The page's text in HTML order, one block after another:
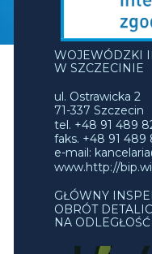
WOJEWÓDZKI
W SZCZECINIE
ul. Ostrawicka 2
71-337 Szczecin
tel. +48 91 489
faks. +48 91 489
e-mail:
www.http://
GŁÓWNY
OBRÓT
NA ODLEGŁOŚĆ